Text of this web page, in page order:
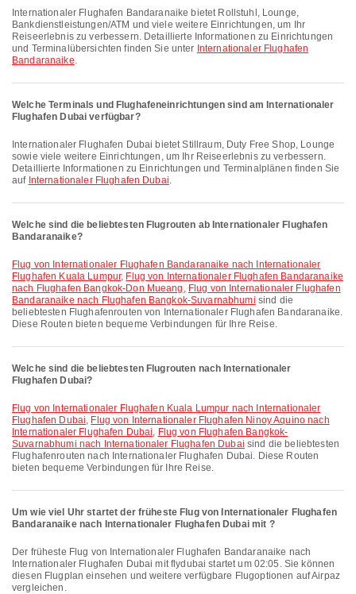
Internationaler Flughafen Bandaranaike bietet Rollstuhl, Lounge,
Bankdienstleistungen/ATM und viele weitere Einrichtungen, um Ihr
Reiseerlebnis zu verbessern. Detaillierte Informationen zu Einrichtungen
und Terminalübersichten finden Sie unter Internationaler Flughafen
Bandaranaike.
Welche Terminals und Flughafeneinrichtungen sind am Internationaler
Flughafen Dubai verfügbar?
Internationaler Flughafen Dubai bietet Stillraum, Duty Free Shop, Lounge
sowie viele weitere Einrichtungen, um Ihr Reiseerlebnis zu verbessern.
Detaillierte Informationen zu Einrichtungen und Terminalplänen finden Sie
auf Internationaler Flughafen Dubai.
Welche sind die beliebtesten Flugrouten ab Internationaler Flughafen
Bandaranaike?
Flug von Internationaler Flughafen Bandaranaike nach Internationaler
Flughafen Kuala Lumpur, Flug von Internationaler Flughafen Bandaranaike
nach Flughafen Bangkok-Don Mueang , Flug von Internationaler Flughafen
Bandaranaike nach Flughafen Bangkok-Suvarnabhumi sind die
beliebtesten Flughafenrouten von Internationaler Flughafen Bandaranaike.
Diese Routen bieten bequeme Verbindungen für Ihre Reise.
Welche sind die beliebtesten Flugrouten nach Internationaler
Flughafen Dubai?
Flug von Internationaler Flughafen Kuala Lumpur nach Internationaler
Flughafen Dubai, Flug von Internationaler Flughafen Ninoy Aquino nach
Internationaler Flughafen Dubai, Flug von Flughafen Bangkok-
Suvarnabhumi nach Internationaler Flughafen Dubai sind die beliebtesten
Flughafenrouten nach Internationaler Flughafen Dubai. Diese Routen
bieten bequeme Verbindungen für Ihre Reise.
Um wie viel Uhr startet der früheste Flug von Internationaler Flughafen
Bandaranaike nach Internationaler Flughafen Dubai mit ?
Der früheste Flug von Internationaler Flughafen Bandaranaike nach
Internationaler Flughafen Dubai mit flydubai startet um 02:05. Sie können
diesen Flugplan einsehen und weitere verfügbare Flugoptionen auf Airpaz
vergleichen.